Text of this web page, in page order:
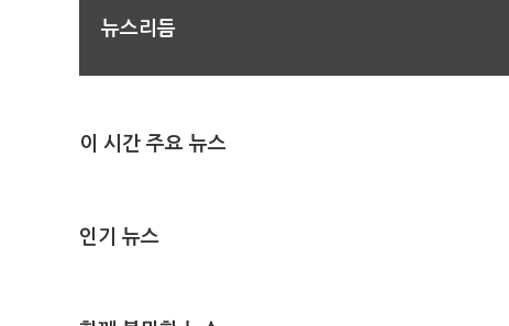
뉴스리듬
이 시간 주요 뉴스
인기 뉴스